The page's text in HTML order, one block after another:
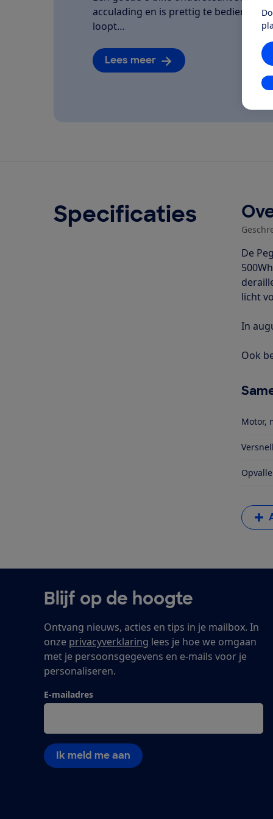
acculading en is prettig te bedienen.
loopt…
Lees meer
Specificaties
De
licht
In
Ook
Motor,
Blijf op de hoogte
Ontvang nieuws, acties en tips in je mailbox. In
onze privacyverklaring lees je hoe we omgaan
met je persoonsgegevens en e-mails voor je
personaliseren.
E-mailadres
Ik meld me aan